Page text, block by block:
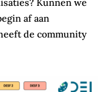
af aan
de community